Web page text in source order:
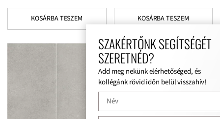
KOSÁRBA TESZEM KOSÁRBA TESZEM
SZAKÉRTŐNK SEGÍTSÉGÉT
SZERETNÉD?
Add meg nekünk elérhetőséged, és
kollégánk rövid időn belül visszahív!